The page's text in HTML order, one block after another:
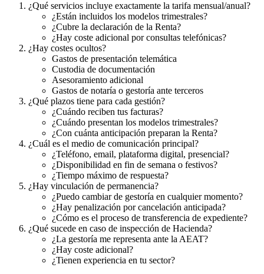
¿Qué servicios incluye exactamente la tarifa mensual/anual?
¿Están incluidos los modelos trimestrales?
¿Cubre la declaración de la Renta?
¿Hay coste adicional por consultas telefónicas?
¿Hay costes ocultos?
Gastos de presentación telemática
Custodia de documentación
Asesoramiento adicional
Gastos de notaría o gestoría ante terceros
¿Qué plazos tiene para cada gestión?
¿Cuándo reciben tus facturas?
¿Cuándo presentan los modelos trimestrales?
¿Con cuánta anticipación preparan la Renta?
¿Cuál es el medio de comunicación principal?
¿Teléfono, email, plataforma digital, presencial?
¿Disponibilidad en fin de semana o festivos?
¿Tiempo máximo de respuesta?
¿Hay vinculación de permanencia?
¿Puedo cambiar de gestoría en cualquier momento?
¿Hay penalización por cancelación anticipada?
¿Cómo es el proceso de transferencia de expediente?
¿Qué sucede en caso de inspección de Hacienda?
¿La gestoría me representa ante la AEAT?
¿Hay coste adicional?
¿Tienen experiencia en tu sector?